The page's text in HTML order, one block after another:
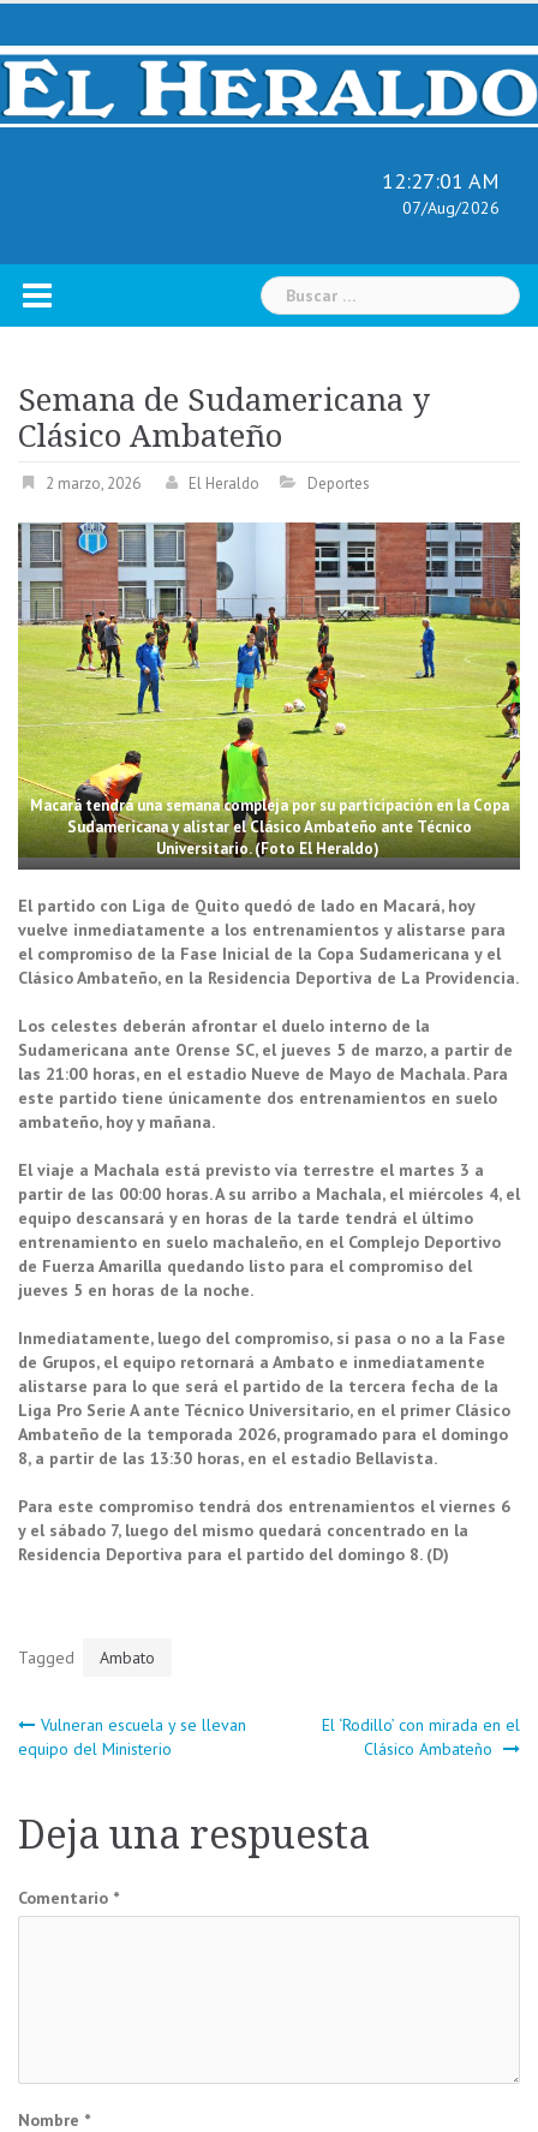
Skip
content
12:27:02 AM
07/Aug/2026
Buscar:
Semana de Sudamericana y
Clásico Ambateño
2 marzo, 2026 El Heraldo Deportes
Macará tendrá una semana compleja por su participación en la Copa
Sudamericana y alistar el Clásico Ambateño ante Técnico
Universitario. (Foto El Heraldo)
El partido con Liga de Quito quedó de lado en Macará, hoy
vuelve inmediatamente a los entrenamientos y alistarse para
el compromiso de la Fase Inicial de la Copa Sudamericana y el
Clásico Ambateño, en la Residencia Deportiva de La Providencia.
Los celestes deberán afrontar el duelo interno de la
Sudamericana ante Orense SC, el jueves 5 de marzo, a partir de
las 21:00 horas, en el estadio Nueve de Mayo de Machala. Para
este partido tiene únicamente dos entrenamientos en suelo
ambateño, hoy y mañana.
El viaje a Machala está previsto vía terrestre el martes 3 a
partir de las 00:00 horas. A su arribo a Machala, el miércoles 4, el
equipo descansará y en horas de la tarde tendrá el último
entrenamiento en suelo machaleño, en el Complejo Deportivo
de Fuerza Amarilla quedando listo para el compromiso del
jueves 5 en horas de la noche.
Inmediatamente, luego del compromiso, si pasa o no a la Fase
de Grupos, el equipo retornará a Ambato e inmediatamente
alistarse para lo que será el partido de la tercera fecha de la
Liga Pro Serie A ante Técnico Universitario, en el primer Clásico
Ambateño de la temporada 2026, programado para el domingo
8, a partir de las 13:30 horas, en el estadio Bellavista.
Para este compromiso tendrá dos entrenamientos el viernes 6
y el sábado 7, luego del mismo quedará concentrado en la
Residencia Deportiva para el partido del domingo 8. (D)
Tagged Ambato
Navegación
entradas
Vulneran escuela y se llevan
equipo del Ministerio
El ‘Rodillo’ con mirada en el
Clásico Ambateño
Deja una respuesta
Comentario *
Nombre *